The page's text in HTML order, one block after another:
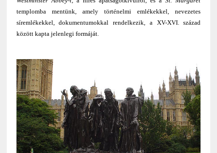
templomba mentünk, amely történelmi emlékekkel, nevezetes
síremlékekkel, dokumentumokkal rendelkezik, a XV-XVI. század
között kapta jelenlegi formáját.